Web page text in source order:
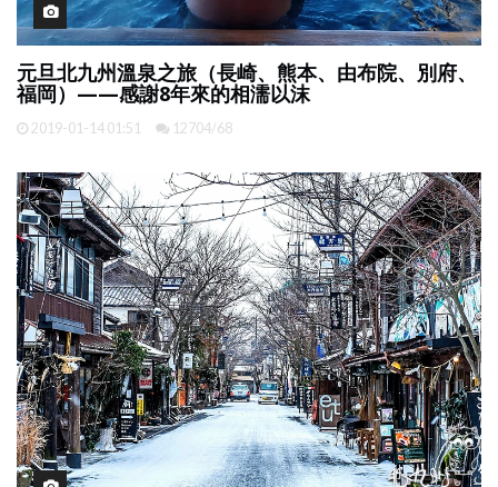
元旦北九州溫泉之旅（長崎、熊本、由布院、別府、
福岡）——感謝8年來的相濡以沫
2019-01-14 01:51 12704/68